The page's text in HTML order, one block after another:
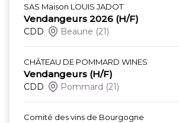
SAS Maison LOUIS JADOT
Vendangeurs 2026 (H/F)
CDD Beaune (21)
CHÂTEAU DE POMMARD WINES
Vendangeurs (H/F)
CDD Pommard (21)
Comité des vins de Bourgogne